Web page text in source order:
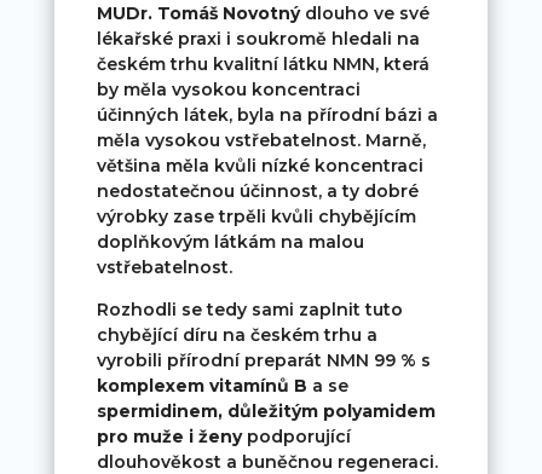
MUDr. Tomáš Novotnýdlouho ve své
lékařské praxi i soukromě hledali na
českém trhu kvalitní látku NMN, která
by měla vysokou koncentraci
účinných látek, byla na přírodní bázi a
měla vysokou vstřebatelnost. Marně,
většina měla kvůli nízké koncentraci
nedostatečnou účinnost, a ty dobré
výrobky zase trpěli kvůli chybějícím
doplňkovým látkám na malou
vstřebatelnost.
Rozhodli se tedy sami zaplnit tuto
chybějící díru na českém trhu a
vyrobili přírodní preparát NMN 99 % s
komplexem vitamínů B a se
spermidinem, důležitým polyamidem
pro muže i ženypodporující
dlouhověkost a buněčnou regeneraci.